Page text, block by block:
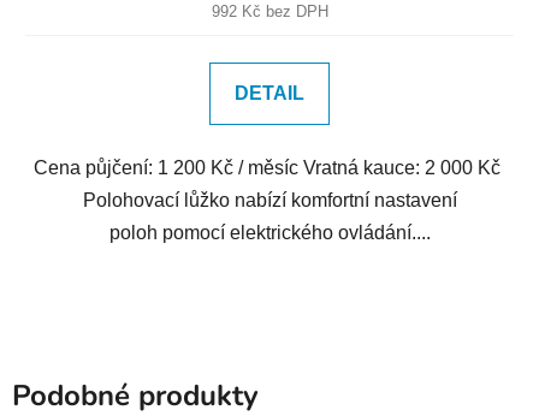
992 Kč bez DPH
DETAIL
Cena půjčení: 1 200 Kč / měsíc Vratná kauce: 2 000 Kč
Polohovací lůžko nabízí komfortní nastavení
poloh pomocí elektrického ovládání....
Podobné produkty